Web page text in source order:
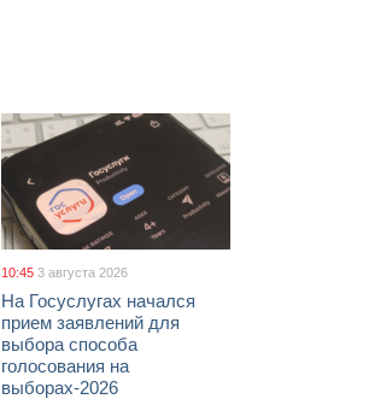
10:45 3 августа 2026
На Госуслугах начался
прием заявлений для
выбора способа
голосования на
выборах-2026